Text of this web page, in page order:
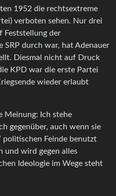
1952 die rechtsextreme
verboten sehen. Nur drei
Feststellung der
durch war, hat Adenauer
Diesmal nicht auf Druck
KPD war die erste Partei
wieder erlaubt
Meinung: Ich stehe
gegenüber, auch wenn sie
politischen Feinde benutzt
und wird gegen alles
Ideologie im Wege steht